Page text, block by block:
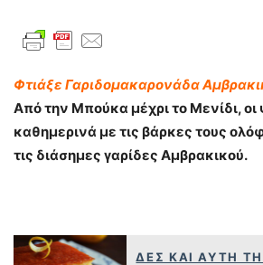
Φτιάξε Γαριδομακαρονάδα
Από την Μπούκα μέχρι το Μενίδι,
καθημερινά με τις βάρκες τους
τις διάσημες γαρίδες Αμβρακικού.
ΔΕΣ ΚΑΙ ΑΥΤΗ